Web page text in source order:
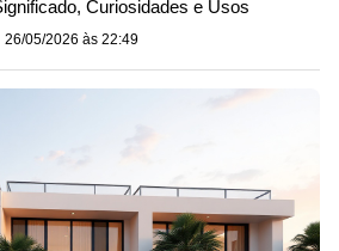
Curiosidades e Usos
26/05/2026 às 22:49